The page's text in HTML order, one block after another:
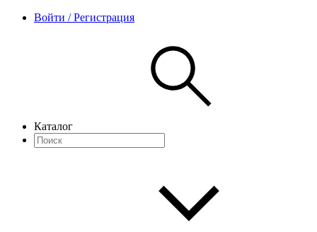
Войти / Регистрация
Каталог